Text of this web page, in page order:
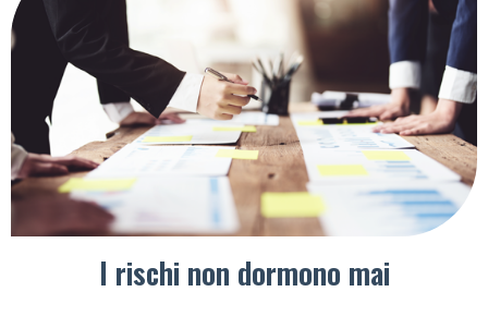
I rischi non dormono mai